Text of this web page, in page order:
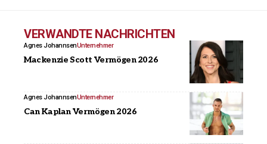
VERWANDTE NACHRICHTEN
Agnes JohannsenUnternehmer
Mackenzie Scott Vermögen 2026
Agnes JohannsenUnternehmer
Can Kaplan Vermögen 2026